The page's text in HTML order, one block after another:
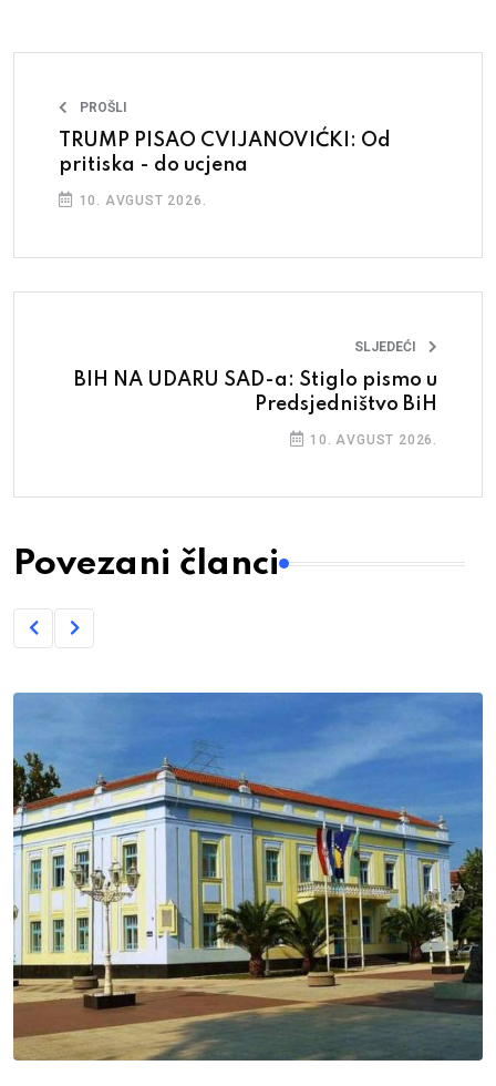
PROŠLI
TRUMP PISAO CVIJANOVIĆKI: Od
pritiska - do ucjena
10. AVGUST 2026.
SLJEDEĆI
BIH NA UDARU SAD-a: Stiglo pismo u
Predsjedništvo BiH
10. AVGUST 2026.
Povezani članci